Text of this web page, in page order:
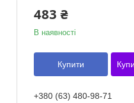
483 ₴
В наявності
Купити
+380 (63) 480-98-71